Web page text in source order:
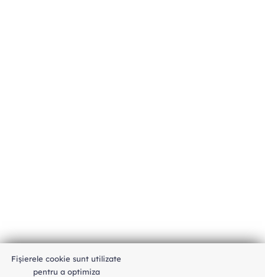
An unexpected error has occurred
Fișierele cookie sunt utilizate
pentru a optimiza